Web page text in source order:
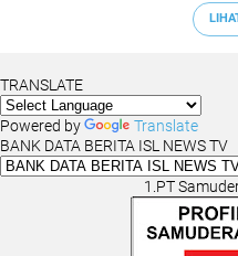
TRANSLATE
Powered by
Translate
BANK DATA BERITA ISL NEWS TV
1.PT